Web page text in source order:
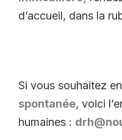
d’accueil, dans la
Si vous souhaitez
spontanée, voici
humaines :